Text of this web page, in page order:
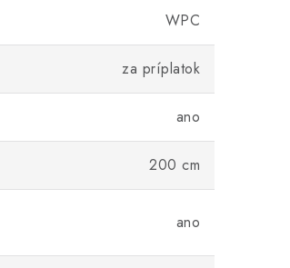
WPC
za príplatok
ano
200 cm
ano